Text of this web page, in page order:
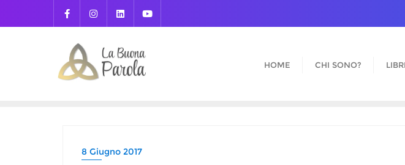
HOME CHI SONO? LIBRI
8 Giugno 2017